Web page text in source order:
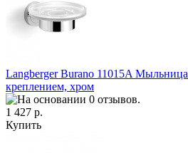
Langberger Burano 11015A
креплением, хром
1 427 р.
Купить